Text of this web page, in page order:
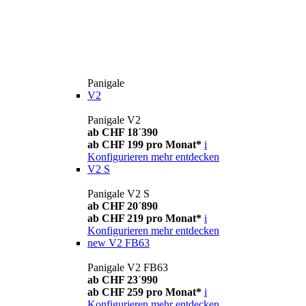
Panigale
V2
Panigale V2
ab CHF 18´390
ab CHF 199 pro Monat* i
Konfigurieren mehr entdecken
V2 S
Panigale V2 S
ab CHF 20´890
ab CHF 219 pro Monat* i
Konfigurieren mehr entdecken
new V2 FB63
Panigale V2 FB63
ab CHF 23´990
ab CHF 259 pro Monat* i